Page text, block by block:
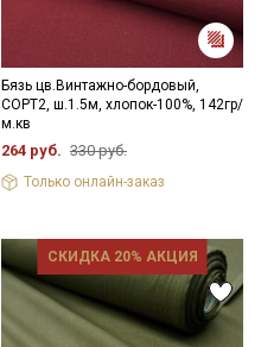
Бязь цв.Винтажно-бордовый,
СОРТ2, ш.1.5м, хлопок-100%, 142гр/
м.кв
264 руб. 330 руб.
Только онлайн-заказ
СКИДКА 20% АКЦИЯ